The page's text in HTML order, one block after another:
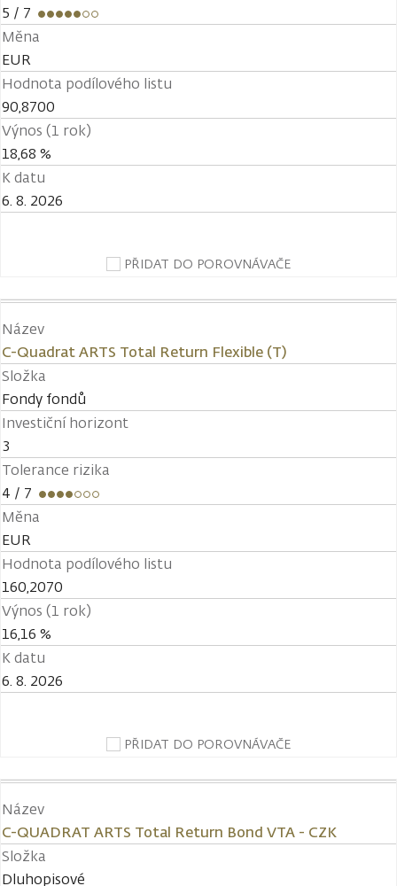
5 / 7
Měna
EUR
Hodnota podílového listu
90,8700
Výnos (1 rok)
18,68 %
K datu
6. 8. 2026
PŘIDAT DO POROVNÁVAČE
Název
C-Quadrat ARTS Total Return Flexible (T)
Složka
Fondy fondů
Investiční horizont
3
Tolerance rizika
4 / 7
Měna
EUR
Hodnota podílového listu
160,2070
Výnos (1 rok)
16,16 %
K datu
6. 8. 2026
PŘIDAT DO POROVNÁVAČE
Název
C-QUADRAT ARTS Total Return Bond VTA - CZK
Složka
Dluhopisové